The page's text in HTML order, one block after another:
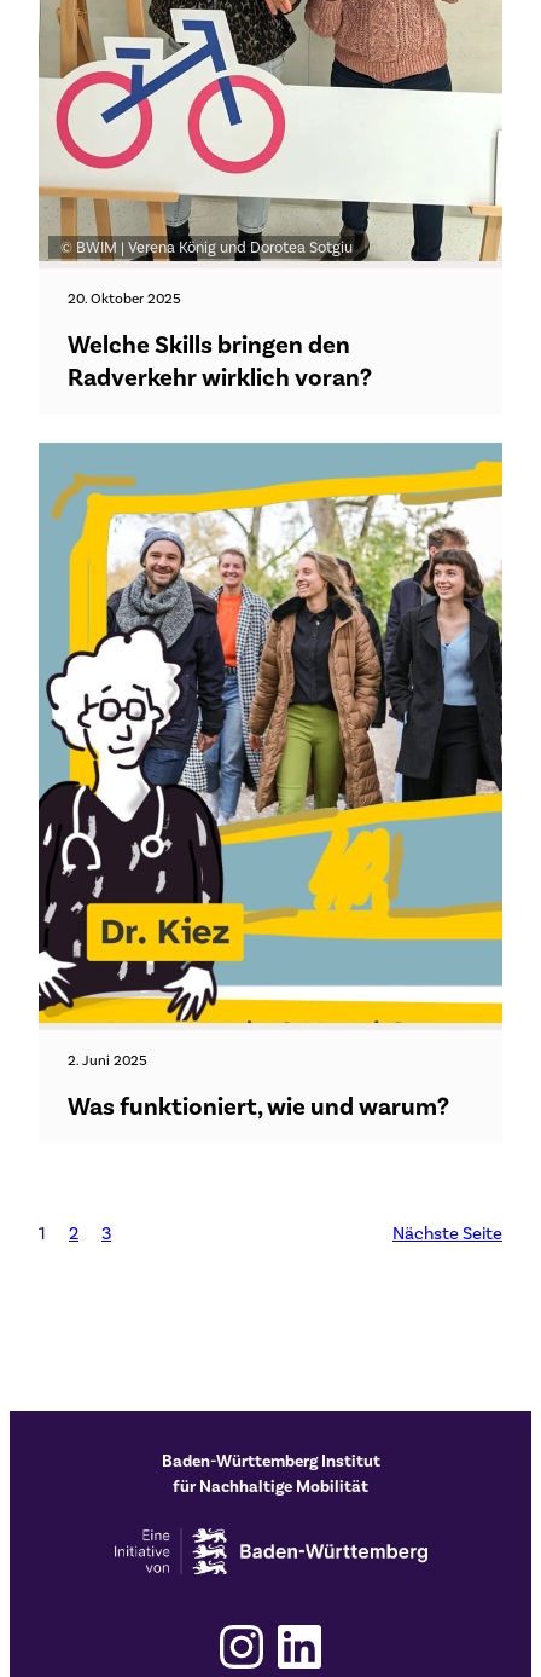
© BWIM | Verena König und Dorotea Sotgiu
20. Oktober 2025
Welche Skills bringen den
Radverkehr wirklich voran?
2. Juni 2025
Was funktioniert, wie und warum?
1 2 3 Nächste Seite
Baden-Württemberg Institut
für Nachhaltige Mobilität
Instagram LinkedIn